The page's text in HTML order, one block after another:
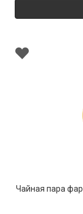
Чайная пара